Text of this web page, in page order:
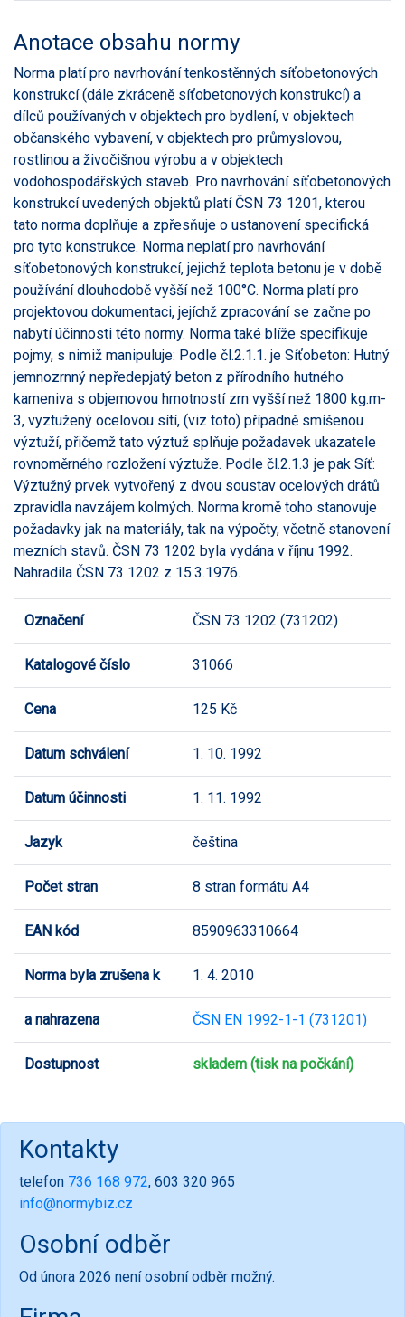
Anotace obsahu normy
Norma platí pro navrhování tenkostěnných síťobetonových
konstrukcí (dále zkráceně síťobetonových konstrukcí) a
dílců používaných v objektech pro bydlení, v objektech
občanského vybavení, v objektech pro průmyslovou,
rostlinou a živočišnou výrobu a v objektech
vodohospodářských staveb. Pro navrhování síťobetonových
konstrukcí uvedených objektů platí ČSN 73 1201, kterou
tato norma doplňuje a zpřesňuje o ustanovení specifická
pro tyto konstrukce. Norma neplatí pro navrhování
síťobetonových konstrukcí, jejichž teplota betonu je v době
používání dlouhodobě vyšší než 100°C. Norma platí pro
projektovou dokumentaci, jejíchž zpracování se začne po
nabytí účinnosti této normy. Norma také blíže specifikuje
pojmy, s nimiž manipuluje: Podle čl.2.1.1. je Síťobeton: Hutný
jemnozrnný nepředepjatý beton z přírodního hutného
kameniva s objemovou hmotností zrn vyšší než 1800 kg.m-
3, vyztužený ocelovou sítí, (viz toto) případně smíšenou
výztuží, přičemž tato výztuž splňuje požadavek ukazatele
rovnoměrného rozložení výztuže. Podle čl.2.1.3 je pak Síť:
Výztužný prvek vytvořený z dvou soustav ocelových drátů
zpravidla navzájem kolmých. Norma kromě toho stanovuje
požadavky jak na materiály, tak na výpočty, včetně stanovení
mezních stavů. ČSN 73 1202 byla vydána v říjnu 1992.
Nahradila ČSN 73 1202 z 15.3.1976.
Označení ČSN 73 1202 (731202)
Katalogové číslo 31066
Cena 125 Kč
Datum schválení 1. 10. 1992
Datum účinnosti 1. 11. 1992
Jazyk čeština
Počet stran 8 stran formátu A4
EAN kód 8590963310664
Norma byla zrušena k 1. 4. 2010
a nahrazena ČSN EN 1992-1-1 (731201)
Dostupnost skladem (tisk na počkání)
Kontakty
telefon 736 168 972, 603 320 965
info@normybiz.cz
Osobní odběr
Od února 2026 není osobní odběr možný.